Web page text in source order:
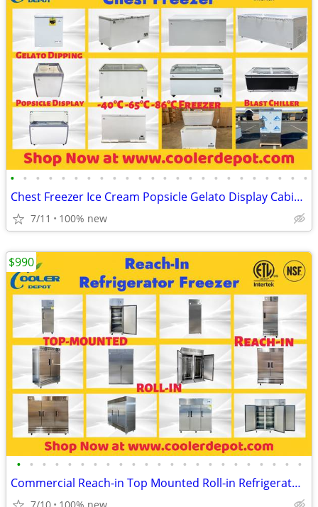
• • • • • • • • • • • • • • • • • • • • • • • •
Chest Freezer Ice Cream Popsicle Gelato Display Cabinet
7/11 100% new
• • • • • • • • • • • • • • • • • • • • • • •
Commercial Reach-in Top Mounted Roll-in Refrigerator Freezer
$990